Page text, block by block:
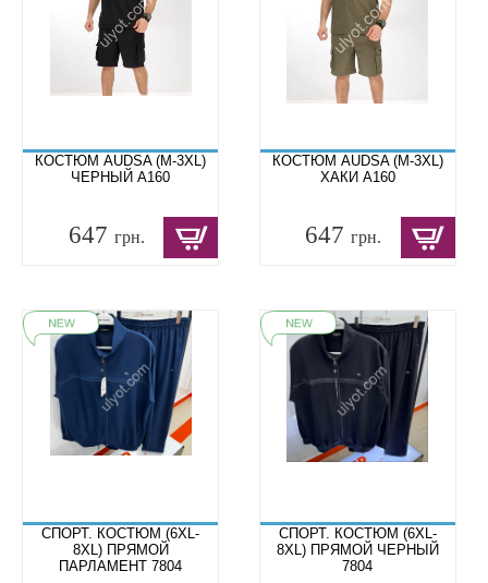
КОСТЮМ AUDSA (M-3XL)
ЧЕРНЫЙ A160
647 грн.
КОСТЮМ AUDSA (M-3XL)
ХАКИ A160
647грн.
СПОРТ. КОСТЮМ (6XL-
8XL) ПРЯМОЙ
ПАРЛАМЕНТ 7804
СПОРТ. КОСТЮМ (6XL-
8XL) ПРЯМОЙ ЧЕРНЫЙ
7804